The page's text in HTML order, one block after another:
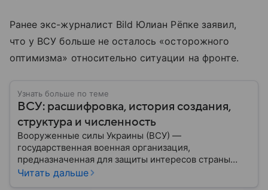
Ранее экс-журналист Bild Юлиан Рёпке заявил,
что у ВСУ больше не осталось «осторожного
оптимизма» относительно ситуации на фронте.
Узнать больше по теме
ВСУ: расшифровка, история создания,
структура и численность
Вооруженные силы Украины (ВСУ) —
государственная военная организация,
предназначенная для защиты интересов страны
военным путем. Была создана после
Читать дальше